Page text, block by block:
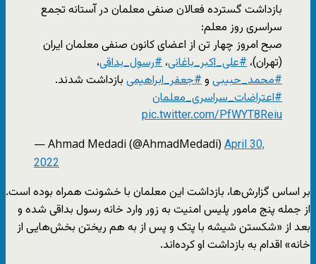
بازداشت گسترده فعالان صنفی معلمان در آستانه تجمع
سراسری روز معلم:
صبح امروز چهار تن از اعضای کانون صنفی معلمان ایران
(تهران)، #علی_اکبر_باغانی، #رسول_بداقی،
#محمد_حبیبی و#جعفر_ابراهیمی بازداشت شدند.
#اعتراضات_سراسری_معلمان
pic.twitter.com/PfWYT8Reiu
— Ahmad Medadi (@AhmadMedadi) April 30,
2022
بر اساس گزارش‌ها، بازداشت این معلمان با خشونت همراه بوده است.
از جمله پنج مامور پلیس امنیت به زور وارد خانه رسول بداقی شده و
بعد از «شکستن شیشه با پتک و پس از به هم ریختن بخش‌هایی از
خانه» اقدام به بازداشت او کرده‌اند.